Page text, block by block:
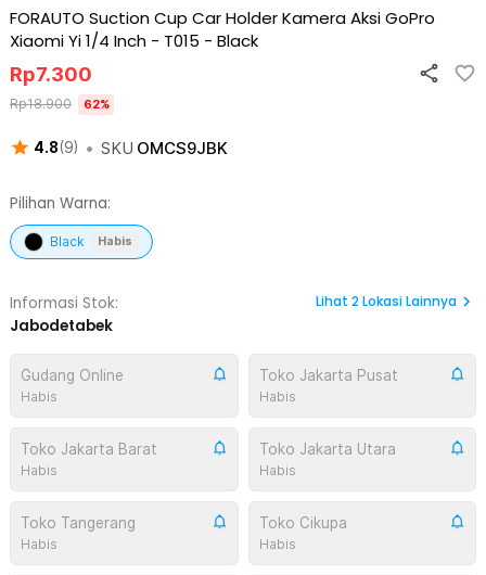
FORAUTO Suction Cup Car Holder Kamera Aksi GoPro
Xiaomi Yi 1/4 Inch - T015 - Black
4.8(9) • SKU OMCS9JBK
Rp7.300
Rp18.900 62%
Pilihan Warna:
Black Habis
Informasi Stok:
Jabodetabek
Lihat 2Lokasi Lainnya
Gudang Online
Habis
Toko Jakarta Pusat
Habis
Toko Jakarta Barat
Habis
Toko Jakarta Utara
Habis
Toko Tangerang
Habis
Toko Cikupa
Habis